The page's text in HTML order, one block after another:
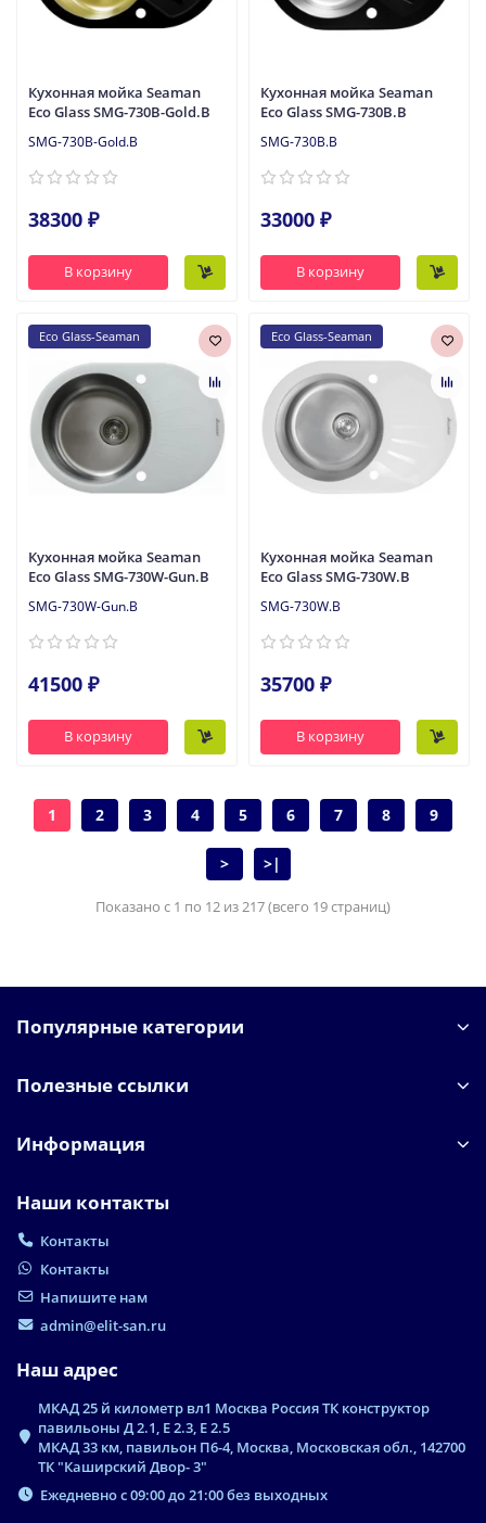
Кухонная мойка Seaman
Eco Glass SMG-730B-Gold.B
SMG-730B-Gold.B
38300 ₽
В корзину
Кухонная мойка Seaman
Eco Glass SMG-730B.B
SMG-730B.B
33000 ₽
В корзину
Eco Glass-Seaman
Кухонная мойка Seaman
Eco Glass SMG-730W-Gun.B
SMG-730W-Gun.B
41500 ₽
В корзину
Eco Glass-Seaman
Кухонная мойка Seaman
Eco Glass SMG-730W.B
SMG-730W.B
35700 ₽
В корзину
1 2 3 4 5 6 7 8 9
> >|
Показано с 1 по 12 из 217 (всего 19 страниц)
Популярные категории
Полезные ссылки
Информация
Наши контакты
Контакты
Контакты
Напишите нам
admin@elit-san.ru
Наш адрес
МКАД 25 й километр вл1 Москва Россия ТК конструктор
павильоны Д 2.1, Е 2.3, Е 2.5
МКАД 33 км, павильон П6-4, Москва, Московская обл., 142700
ТК "Каширский Двор- 3"
Ежедневно с 09:00 до 21:00 без выходных